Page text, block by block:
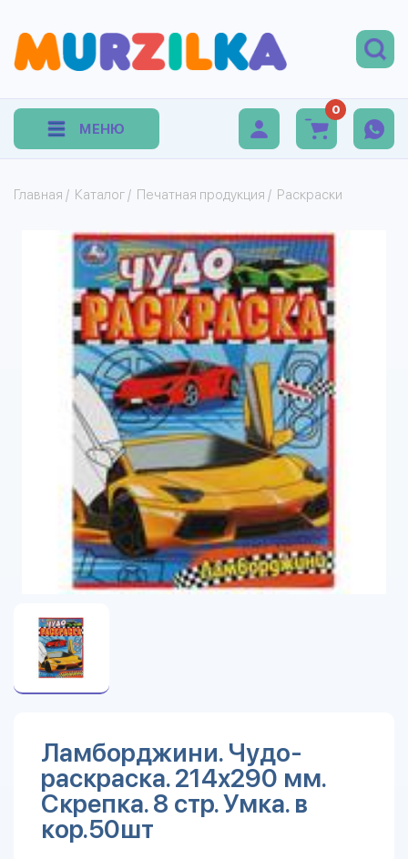
МЕНЮ
0
Главная / Каталог / Печатная продукция / Раскраски
Ламборджини. Чудо-
раскраска. 214х290 мм.
Скрепка. 8 стр. Умка. в
кор.50шт